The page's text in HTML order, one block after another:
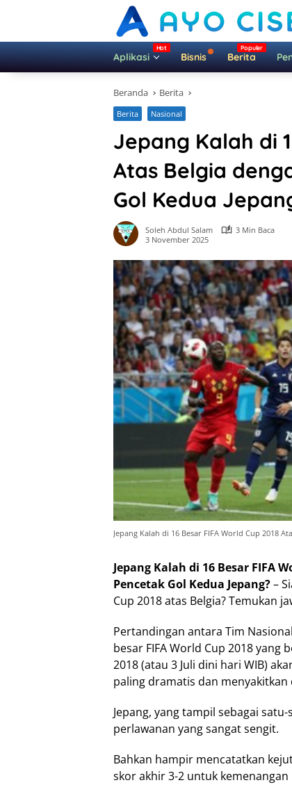
Aplikasi Bisnis Berita
Beranda Berita
Berita Nasional
Jepang Kalah di
Atas Belgia
Gol Kedua
Soleh Abdul Salam
3 Min Baca
3 November 2025
Jepang Kalah di 16 Besar FIFA World Cup 2018
Jepang Kalah di 16 Besar FIFA
Pencetak Gol Kedua Jepang?–
Cup 2018 atas Belgia? Temukan
Pertandingan antara Tim
besar FIFA World Cup 2018 yang
2018 (atau 3 Juli dini hari WIB)
paling dramatis dan menyakitkan
Jepang, yang tampil sebagai
perlawanan yang sangat sengit.
Bahkan hampir mencatatkan
skor akhir 3-2 untuk kemenangan